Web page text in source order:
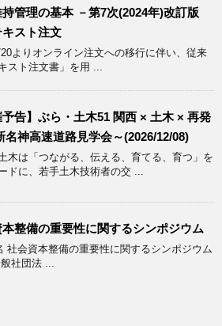
管理の基本 －第7次(2024年)改訂版
キスト注文
よりオンライン注文への移行に伴い、従来
スト注文書」を用 ...
予告】ぶら・土木51 関西 × 土木 × 再発
名神高速道路見学会～(2026/12/08)
木は「つながる、伝える、育てる、育つ」を
ドに、若手土木技術者の交 ...
整備の重要性に関するシンポジウム
社会資本整備の重要性に関するシンポジウム
社団法 ...